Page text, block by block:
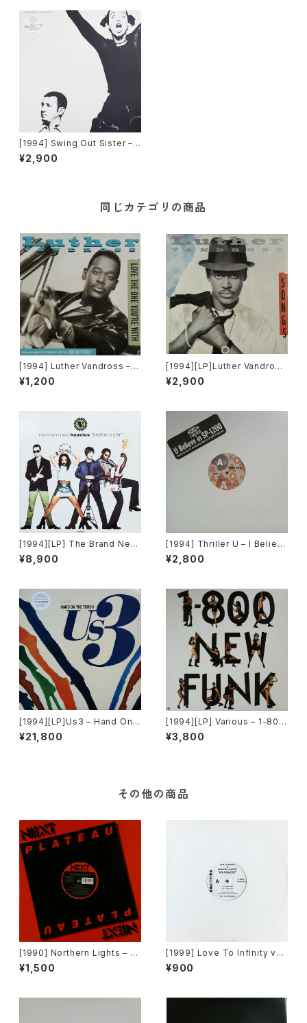
[1994] Swing Out Sister – L
a La (Means I Love You) [M
ercury Records]
¥2,900
同じカテゴリの商品
[1994] Luther Vandross – L
ove The One You're With
[Epic, LV Records]
¥1,200
[1994][LP]Luther Vandross
– Songs [Epic, LV Records]
¥2,900
[1994][LP] The Brand New
Heavies – Brother Sister [F
FRR][2枚組]
¥8,900
[1994] Thriller U – I Believ
e [Roux]
¥2,800
[1994][LP]Us3 – Hand On
The Torch [Blue Note][限定
盤][2枚組]
¥21,800
[1994][LP] Various – 1-800
-New-Funk [NPG Records]
¥3,800
その他の商品
[1990] Northern Lights – J
et Lag [Next Plateau Recor
ds Inc.]
¥1,500
[1999] Love To Infinity vs
Loleatta Holloway – No Ap
ology [Brothers][PROMO]
¥900